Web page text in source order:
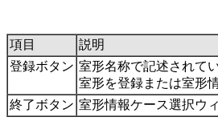
項目
説明
登録ボタン 室形名称で記述されて
室形を登録または室形
終了ボタン 室形情報ケース選択ウ